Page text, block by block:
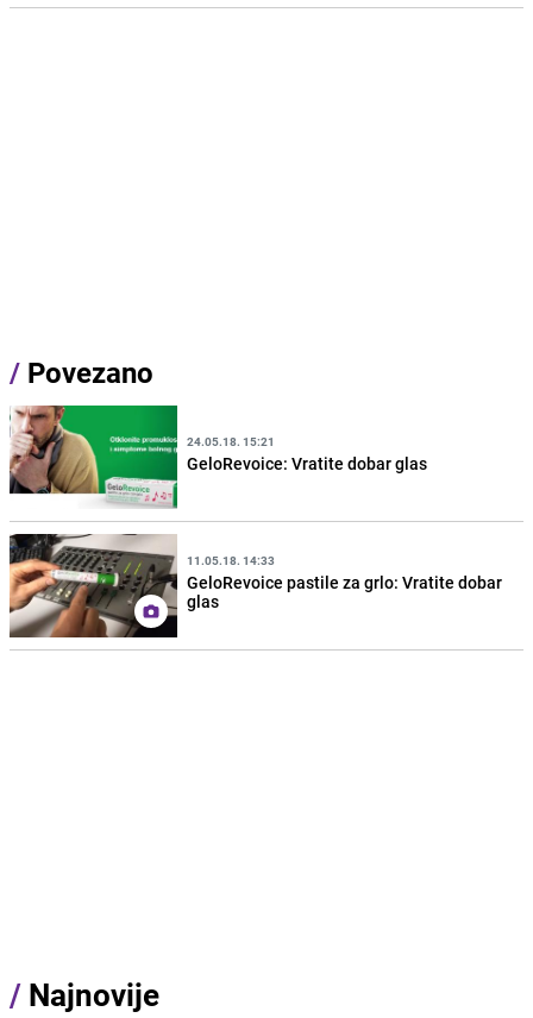
/ Povezano
24.05.18. 15:21
GeloRevoice: Vratite dobar glas
11.05.18. 14:33
GeloRevoice pastile za grlo: Vratite dobar
glas
/ Najnovije